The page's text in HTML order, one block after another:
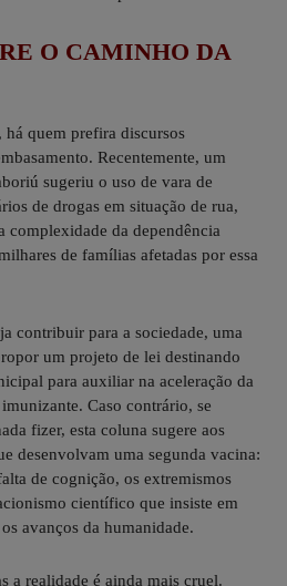
O CAMINHO DA
quem prefira discursos
Recentemente, um
sugeriu o uso de vara de
de drogas em situação de rua,
complexidade da dependência
de famílias afetadas por essa
contribuir para a sociedade, uma
um projeto de lei destinando
para auxiliar na aceleração da
Caso contrário, se
fizer, esta coluna sugere aos
desenvolvam uma segunda vacina:
de cognição, os extremismos
científico que insiste em
avanços da humanidade.
a realidade é ainda mais cruel.